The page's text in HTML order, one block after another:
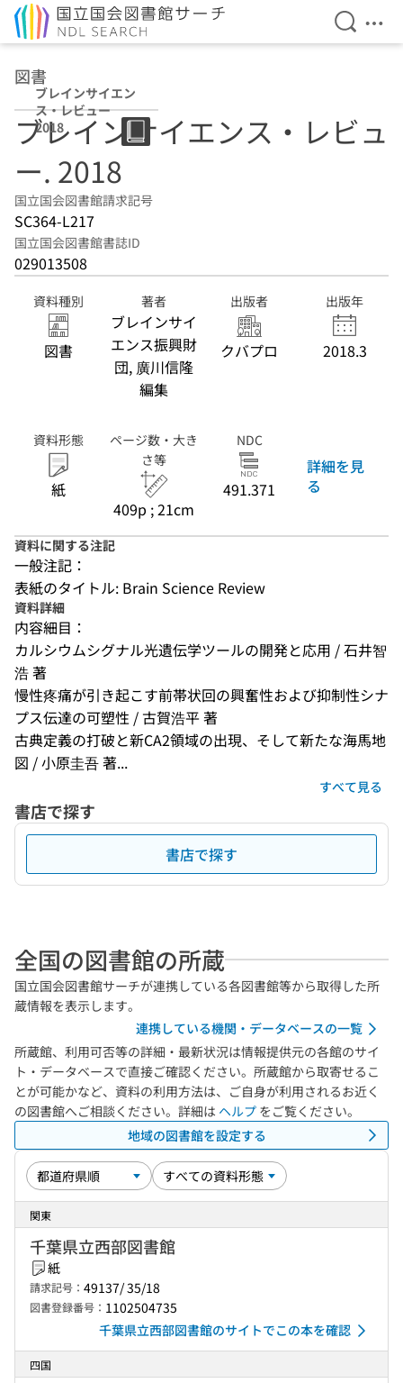
検索を
メ
図書
ブレインサイエン
ス・レビュー
2018
ブレインサイエンス・レビュ
ー. 2018
国立国会図書館請求記号
SC364-L217
国立国会図書館書誌ID
029013508
資料種別
図書
著者
ブレインサイ
エンス振興財
団, 廣川信隆
編集
出版者
クバプロ
出版年
2018.3
資料形態
紙
ページ数・大き
さ等
409p ; 21cm
NDC
491.371
詳細を見
る
資料に関する注記
一般注記：
表紙のタイトル: Brain Science Review
資料詳細
内容細目：
カルシウムシグナル光遺伝学ツールの開発と応用 / 石井智
浩 著
慢性疼痛が引き起こす前帯状回の興奮性および抑制性シナ
プス伝達の可塑性 / 古賀浩平 著
古典定義の打破と新CA2領域の出現、そして新たな海馬地
図 / 小原圭吾 著...
すべて見る
書店で探す
書店で探す
全国の図書館の所蔵
国立国会図書館サーチが連携している各図書館等から取得した所
蔵情報を表示します。
連携している機関・データベースの一覧
所蔵館、利用可否等の詳細・最新状況は情報提供元の各館のサイ
ト・データベースで直接ご確認ください。所蔵館から取寄せるこ
とが可能かなど、資料の利用方法は、ご自身が利用されるお近く
の図書館へご相談ください。詳細は ヘルプ をご覧ください。
地域の図書館を設定する
関東
千葉県立西部図書館
紙
請求記号： 49137/ 35/18
図書登録番号： 1102504735
千葉県立西部図書館のサイトでこの本を確認
四国